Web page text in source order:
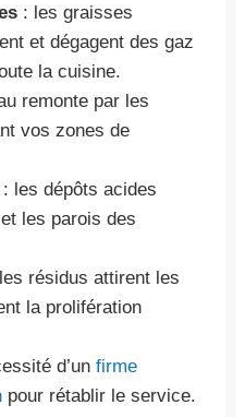
: les graisses
et dégagent des gaz
la cuisine.
remonte par les
vos zones de
: les dépôts acides
les parois des
résidus attirent les
la prolifération
d’un firme
pour rétablir le service.